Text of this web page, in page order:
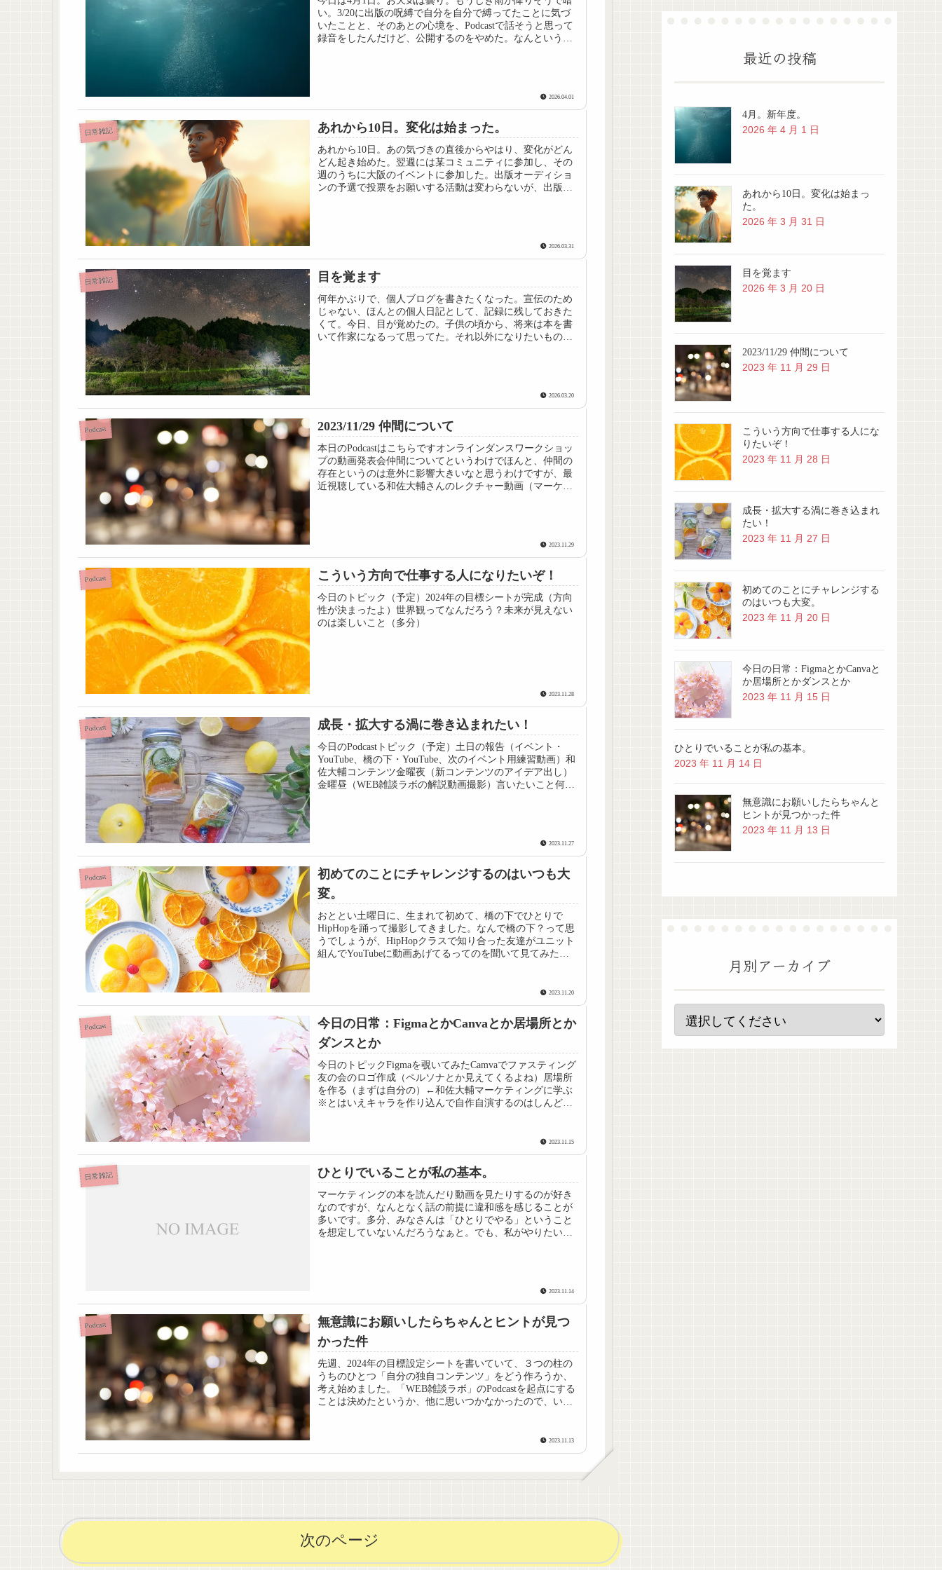
い。3/20に出版の呪縛で自分を自分で縛ってたことに気づ
いたことと、そのあとの心境を、Podcastで話そうと思って
録音をしたんだけど、公開するのをやめた。なんという
2026.04.01
日常雑記 あれから10日。変化は始まった。
あれから10日。あの気づきの直後からやはり、変化がどん
どん起き始めた。翌週には某コミュニティに参加し、その
週のうちに大阪のイベントに参加した。出版オーディショ
ンの予選で投票をお願いする活動は変わらないが、出版に
2026.03.31
日常雑記 目を覚ます
何年かぶりで、個人ブログを書きたくなった。宣伝のため
じゃない、ほんとの個人日記として、記録に残しておきた
くて。今日、目が覚めたの。子供の頃から、将来は本を書
いて作家になるって思ってた。それ以外になりたいもの
2026.03.20
Podcast 2023/11/29 仲間について
本日のPodcastはこちらですオンラインダンスワークショッ
プの動画発表会仲間についてというわけでほんと、仲間の
存在というのは意外に影響大きいなと思うわけですが、最
近視聴している和佐大輔さんのレクチャー動画（マーケテ
2023.11.29
Podcast こういう方向で仕事する人になりたいぞ！
今日のトピック（予定）2024年の目標シートが完成（方向
性が決まったよ）世界観ってなんだろう？未来が見えない
のは楽しいこと（多分）
2023.11.28
Podcast 成長・拡大する渦に巻き込まれたい！
今日のPodcastトピック（予定）土日の報告（イベント・
YouTube、橋の下・YouTube、次のイベント用練習動画）和
佐大輔コンテンツ金曜夜（新コンテンツのアイデア出し）
金曜昼（WEB雑談ラボの解説動画撮影）言いたいこと何も
2023.11.27
Podcast
初めてのことにチャレンジするのはいつも大
変。
おととい土曜日に、生まれて初めて、橋の下でひとりで
HipHopを踊って撮影してきました。なんで橋の下？って思
うでしょうが、HipHopクラスで知り合った友達がユニット
組んでYouTubeに動画あげてるってのを聞いて見てみた
2023.11.20
Podcast
今日の日常：FigmaとかCanvaとか居場所とか
ダンスとか
今日のトピックFigmaを覗いてみたCamvaでファスティング
友の会のロゴ作成（ペルソナとか見えてくるよね）居場所
を作る（まずは自分の）←和佐大輔マーケティングに学ぶ
※とはいえキャラを作り込んで自作自演するのはしんどい
2023.11.15
日常雑記 ひとりでいることが私の基本。
マーケティングの本を読んだり動画を見たりするのが好き
なのですが、なんとなく話の前提に違和感を感じることが
多いです。多分、みなさんは「ひとりでやる」ということ
を想定していないんだろうなぁと。でも、私がやりたいこ
2023.11.14
Podcast
無意識にお願いしたらちゃんとヒントが見つ
かった件
先週、2024年の目標設定シートを書いていて、３つの柱の
うちのひとつ「自分の独自コンテンツ」をどう作ろうか、
考え始めました。「WEB雑談ラボ」のPodcastを起点にする
ことは決めたというか、他に思いつかなかったので、いい
2023.11.13
次のページ
最近の投稿
4月。新年度。
2026 年 4 月 1 日
あれから10日。変化は始まっ
た。
2026 年 3 月 31 日
目を覚ます
2026 年 3 月 20 日
2023/11/29 仲間について
2023 年 11 月 29 日
こういう方向で仕事する人にな
りたいぞ！
2023 年 11 月 28 日
成長・拡大する渦に巻き込まれ
たい！
2023 年 11 月 27 日
初めてのことにチャレンジする
のはいつも大変。
2023 年 11 月 20 日
今日の日常：FigmaとかCanvaと
か居場所とかダンスとか
2023 年 11 月 15 日
ひとりでいることが私の基本。
2023 年 11 月 14 日
無意識にお願いしたらちゃんと
ヒントが見つかった件
2023 年 11 月 13 日
月別アーカイブ